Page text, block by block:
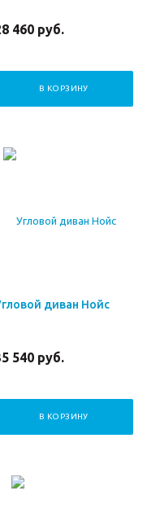
460 руб.
В КОРЗИНУ
диван Нойс
540 руб.
В КОРЗИНУ